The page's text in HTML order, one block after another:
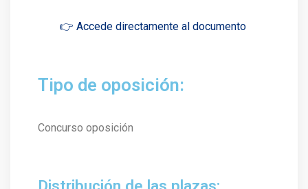
👉 Accede directamente al documento
Tipo de oposición:
Concurso oposición
Distribución de las plazas: